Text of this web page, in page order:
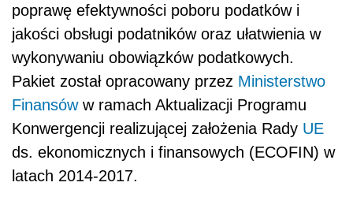
poprawę efektywności poboru podatków i
jakości obsługi podatników oraz ułatwienia w
wykonywaniu obowiązków podatkowych.
Pakiet został opracowany przez Ministerstwo
Finansóww ramach Aktualizacji Programu
Konwergencji realizującej założenia Rady UE
ds. ekonomicznych i finansowych (ECOFIN) w
latach 2014-2017.